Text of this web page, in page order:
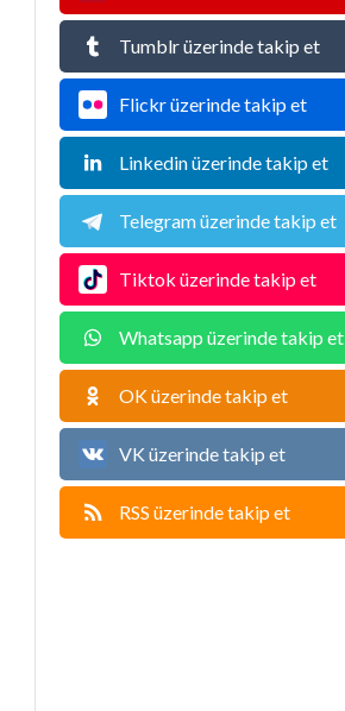
Tumblr üzerinde takip et
Flickr üzerinde takip et
Linkedin üzerinde takip et
Telegram üzerinde takip et
Tiktok üzerinde takip et
Whatsapp üzerinde takip et
OK üzerinde takip et
VK üzerinde takip et
RSS üzerinde takip et